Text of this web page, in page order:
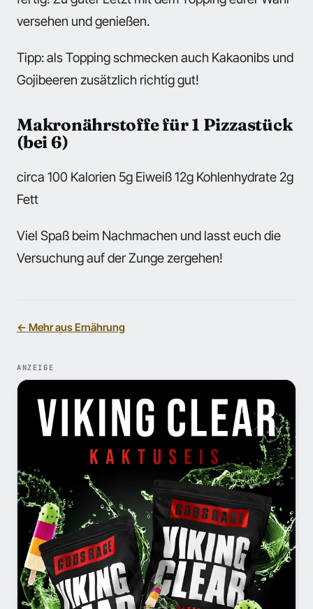
versehen und genießen.
Tipp: als Topping schmecken auch Kakaonibs und
Gojibeeren zusätzlich richtig gut!
Makronährstoffe für 1 Pizzastück
(bei 6)
circa 100 Kalorien 5g Eiweiß 12g Kohlenhydrate 2g
Fett
Viel Spaß beim Nachmachen und lasst euch die
Versuchung auf der Zunge zergehen!
← Mehr aus Ernährung
ANZEIGE